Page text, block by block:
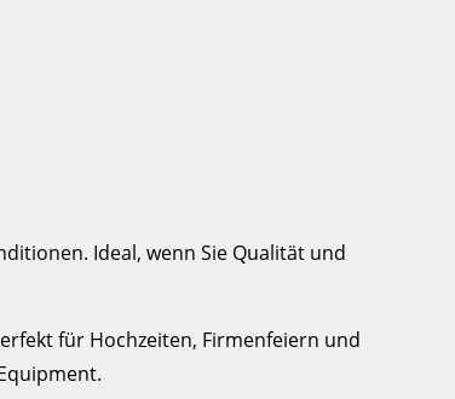
Ideal, wenn Sie Qualität und
für Hochzeiten, Firmenfeiern und